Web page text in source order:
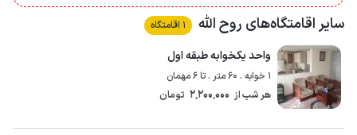
دسترسی به اینترنت به صورت 4g می باشد، همچنین سوئیت مجهز به وای فای
رایگان است.
سایر اقامتگاه‌های روح الله 1 اقامتگاه
واحد یکخوابه طبقه اول
1 خوابه . 60 متر . تا 6 مهمان
هر شب از 2٬200٬000 تومان